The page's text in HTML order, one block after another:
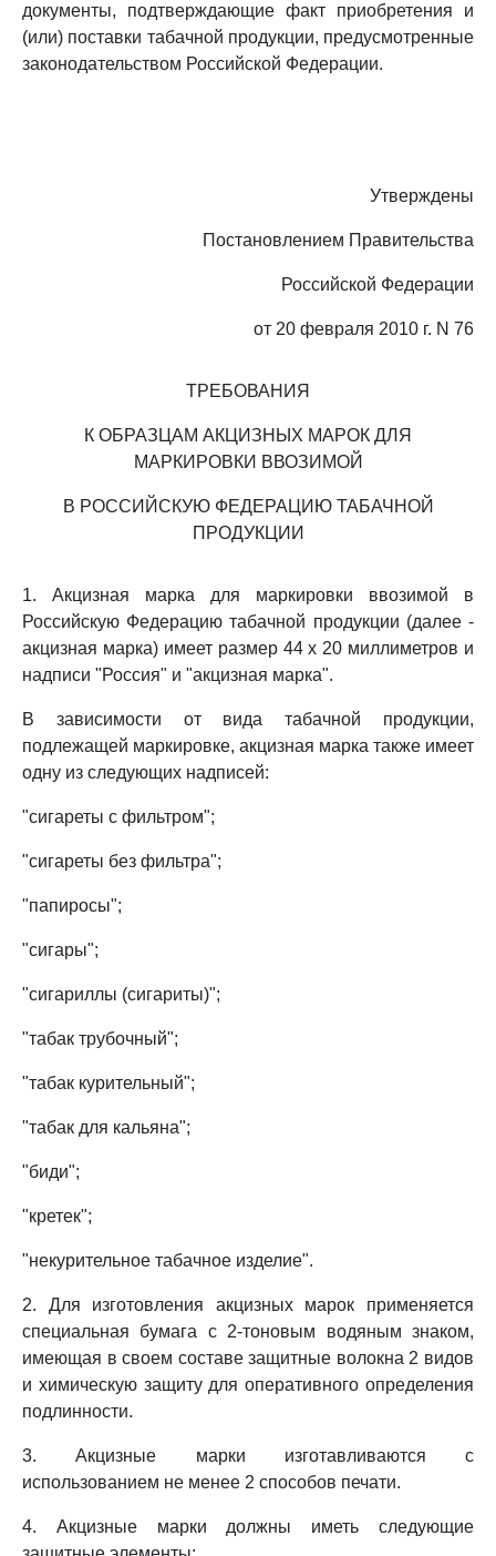
документы, подтверждающие факт приобретения и
(или) поставки табачной продукции, предусмотренные
законодательством Российской Федерации.
Утверждены
Постановлением Правительства
Российской Федерации
от 20 февраля 2010 г. N 76
ТРЕБОВАНИЯ
К ОБРАЗЦАМ АКЦИЗНЫХ МАРОК ДЛЯ
МАРКИРОВКИ ВВОЗИМОЙ
В РОССИЙСКУЮ ФЕДЕРАЦИЮ ТАБАЧНОЙ
ПРОДУКЦИИ
1. Акцизная марка для маркировки ввозимой в
Российскую Федерацию табачной продукции (далее -
акцизная марка) имеет размер 44 x 20 миллиметров и
надписи "Россия" и "акцизная марка".
В зависимости от вида табачной продукции,
подлежащей маркировке, акцизная марка также имеет
одну из следующих надписей:
"сигареты с фильтром";
"сигареты без фильтра";
"папиросы";
"сигары";
"сигариллы (сигариты)";
"табак трубочный";
"табак курительный";
"табак для кальяна";
"биди";
"кретек";
"некурительное табачное изделие".
2. Для изготовления акцизных марок применяется
специальная бумага с 2-тоновым водяным знаком,
имеющая в своем составе защитные волокна 2 видов
и химическую защиту для оперативного определения
подлинности.
3. Акцизные марки изготавливаются с
использованием не менее 2 способов печати.
4. Акцизные марки должны иметь следующие